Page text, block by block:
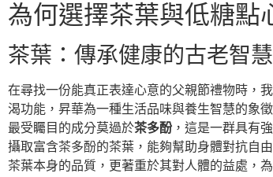
為何選擇茶葉與低糖點
茶葉：傳承健康的古老智慧
在尋找一份能真正表達心意的父親節禮物時，
渴功能，昇華為一種生活品味與養生智慧的象
最受矚目的成分莫過於茶多酚 ，這是一群具有
攝取富含茶多酚的茶葉，能夠幫助身體對抗自
茶葉本身的品質，更著重於其對人體的益處，